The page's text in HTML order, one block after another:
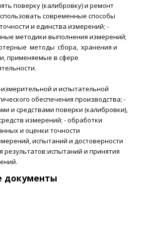
поверку (калибровку) и ремонт
современные способы
и единства измерений; -
методики выполнения измерений;
методы сбора, хранения и
применяемые в сфере
и испытательной
обеспечения производства; -
и средствами поверки (калибровки),
измерений; - обработки
и оценки точности
испытаний и достоверности
результатов испытаний и принятия
документы